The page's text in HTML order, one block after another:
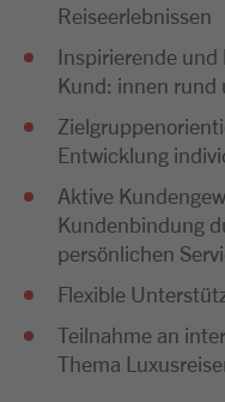
Reiseerlebnissen
Inspirierende
Kund: innen rund
Entwicklung
Aktive
Kundenbindung
persönlichen
Flexible
Teilnahme an
Thema